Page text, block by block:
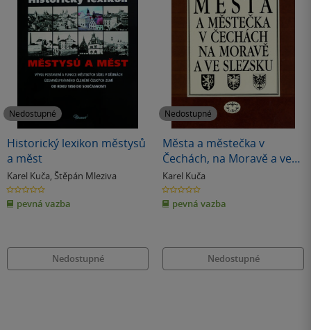
Nedostupné
Historický lexikon městysů
a měst
Karel Kuča, Štěpán Mleziva
0.0
z
5
hvězdiček
pevná vazba
Nedostupné
Nedostupné
Města a městečka v
Čechách, na Moravě a ve
Slezsku / 3.díl Kolí-Mi
Karel Kuča
0.0
z
5
hvězdiček
pevná vazba
Nedostupné